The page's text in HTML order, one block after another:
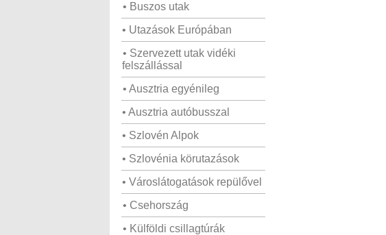
• Buszos utak
• Utazások Európában
• Szervezett utak vidéki
felszállással
• Ausztria egyénileg
• Ausztria autóbusszal
• Szlovén Alpok
• Szlovénia körutazások
• Városlátogatások repülővel
• Csehország
• Külföldi csillagtúrák